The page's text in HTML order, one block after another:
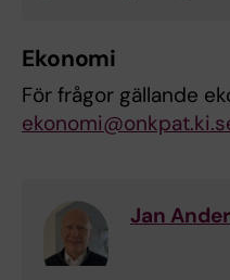
Ekonomi
För frågor gällande
Jan